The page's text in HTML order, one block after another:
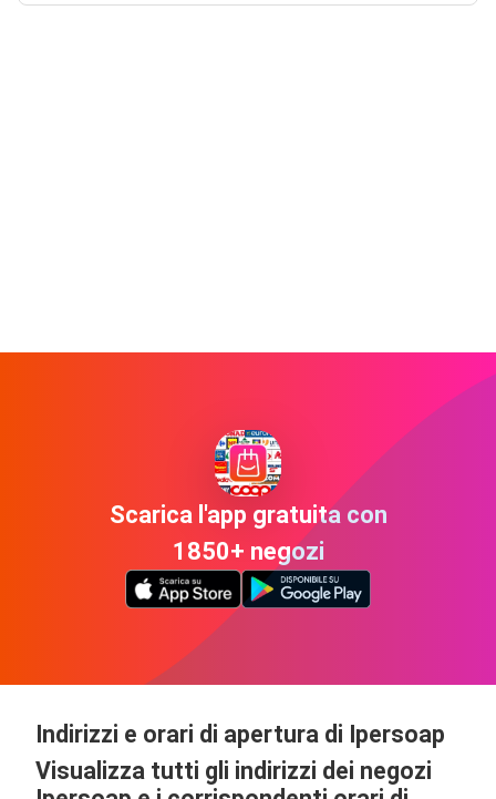
Scarica l'app gratuita con
1850+ negozi
Indirizzi e orari di apertura di Ipersoap
Visualizza tutti gli indirizzi dei negozi